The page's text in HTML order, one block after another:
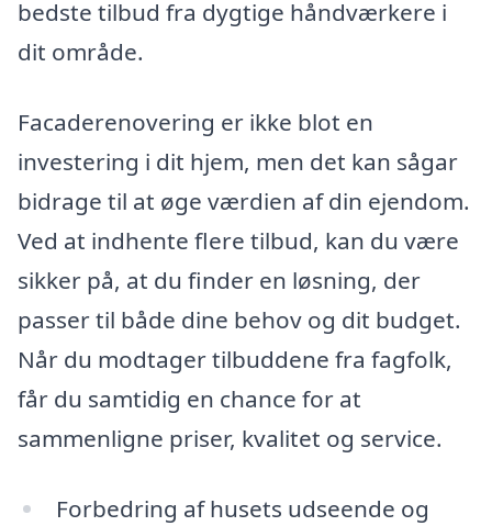
bedste tilbud fra dygtige håndværkere i
dit område.
Facaderenovering er ikke blot en
investering i dit hjem, men det kan sågar
bidrage til at øge værdien af din ejendom.
Ved at indhente flere tilbud, kan du være
sikker på, at du finder en løsning, der
passer til både dine behov og dit budget.
Når du modtager tilbuddene fra fagfolk,
får du samtidig en chance for at
sammenligne priser, kvalitet og service.
Forbedring af husets udseende og